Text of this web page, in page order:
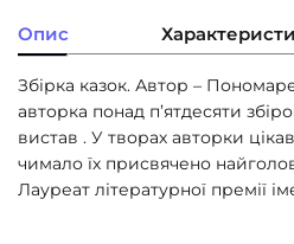
Опис
Збірка казок. Автор –
авторка понад п’ятдесяти
вистав . У творах авторки
чимало їх присвячено
Лауреат літературної премії